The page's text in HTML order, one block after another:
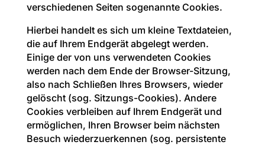
verschiedenen Seiten sogenannte Cookies.
Hierbei handelt es sich um kleine Textdateien,
die auf Ihrem Endgerät abgelegt werden.
Einige der von uns verwendeten Cookies
werden nach dem Ende der Browser-Sitzung,
also nach Schließen Ihres Browsers, wieder
gelöscht (sog. Sitzungs-Cookies). Andere
Cookies verbleiben auf Ihrem Endgerät und
ermöglichen, Ihren Browser beim nächsten
Besuch wiederzuerkennen (sog. persistente